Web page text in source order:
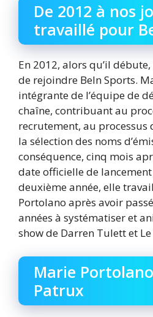
De 2012 à nos
travaillé pour
En 2012, alors qu’il
de rejoindre BeIn Sports.
intégrante de l’équipe de
chaîne, contribuant au
recrutement, au processus
la sélection des noms
conséquence, cinq mois
date officielle de lancement
deuxième année, elle
Portolano après avoir
années à systématiser et
show de Darren Tulett et
Marie
Patrux